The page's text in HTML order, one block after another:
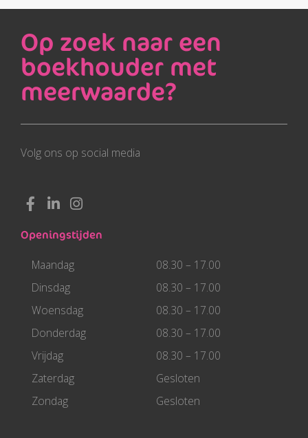
Openingstijden
Maandag
08.30 – 17.00
Dinsdag
08.30 – 17.00
Woensdag
08.30 – 17.00
Donderdag
08.30 – 17.00
Vrijdag
08.30 – 17.00
Zaterdag
Gesloten
Zondag
Gesloten
Op zoek naar een
boekhouder met
meerwaarde?
Volg ons op social media
F
a
c
e
b
o
o
k
-
f
L
i
n
k
e
d
i
-
i
I
n
s
t
m